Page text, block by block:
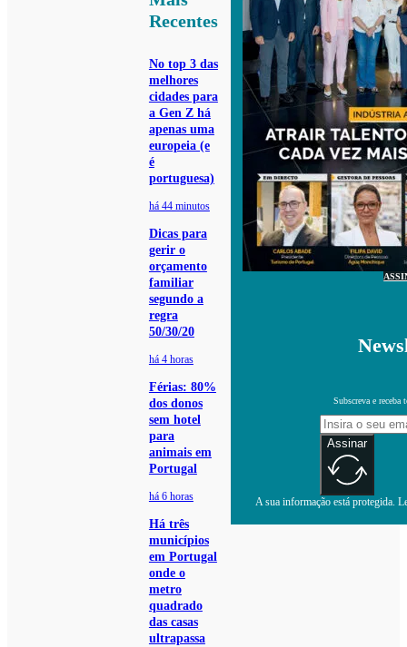
Recentes
No top 3 das
melhores
cidades para
a Gen Z há
apenas uma
europeia (e
é
portuguesa)
há 44 minutos
Dicas para
gerir o
orçamento
familiar
segundo a
regra
50/30/20
há 4 horas
Férias: 80%
dos donos
sem hotel
para
animais em
Portugal
há 6 horas
Há três
municípios
em Portugal
onde o
metro
quadrado
das casas
ultrapassa
Subscreva e receba
Assinar
A sua informação está protegida.